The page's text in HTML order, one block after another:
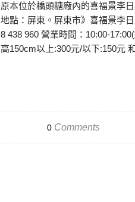
原本位於橋頭糖廠內的喜福景李
地點：屏東。屏東市》喜福景李
8 438 960 營業時間：10:00-
高150cm以上:300元/以下:150元
0Comments